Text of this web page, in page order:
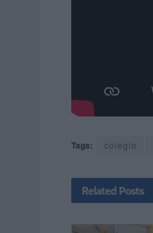
Tags: colegio
Related Posts